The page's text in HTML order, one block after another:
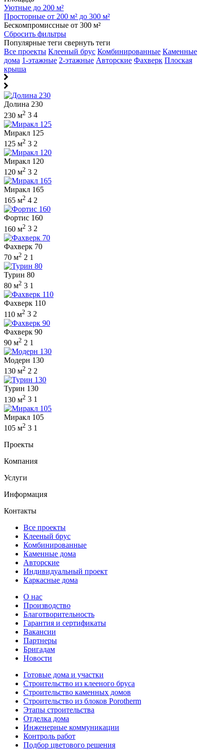
Уютные до 200 м²
Просторные от 200 м² до 300 м²
Бескомпромиссные от 300 м²
Сбросить фильтры
Популярные теги свернуть теги
Все проекты Клееный брус Комбинированные Каменные
дома 1-этажные 2-этажные Авторские Фахверк Плоская
крыша
Долина 230
230 м2 3 4
Миракл 125
125 м2 3 2
Миракл 120
120 м2 3 2
Миракл 165
165 м2 4 2
Фортис 160
160 м2 3 2
Фахверк 70
70 м2 2 1
Турин 80
80 м2 3 1
Фахверк 110
110 м2 3 2
Фахверк 90
90 м2 2 1
Модерн 130
130 м2 2 2
Турин 130
130 м2 3 1
Миракл 105
105 м2 3 1
Проекты
Компания
Услуги
Информация
Контакты
Все проекты
Клееный брус
Комбинированные
Каменные дома
Авторские
Индивидуальный проект
Каркасные дома
О нас
Производство
Благотворительность
Гарантия и сертификаты
Вакансии
Партнеры
Бригадам
Новости
Готовые дома и участки
Строительство из клееного бруса
Строительство каменных домов
Строительство из блоков Porotherm
Этапы строительства
Отделка дома
Инженерные коммуникации
Контроль работ
Подбор цветового решения